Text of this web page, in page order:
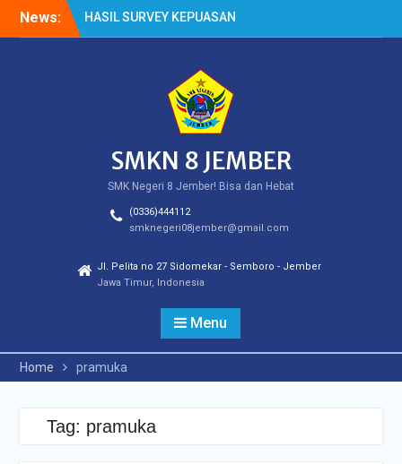
News:
HASIL SURVEY KEPUASAN
PELANGGAN
Cek Kesehatan Gratis
SMKN 8 JEMBER
SMK Negeri 8 Jember! Bisa dan Hebat
(0336)444112
smknegeri08jember@gmail.com
Jl. Pelita no 27 Sidomekar - Semboro - Jember
Jawa Timur, Indonesia
Menu
Home pramuka
Tag: pramuka